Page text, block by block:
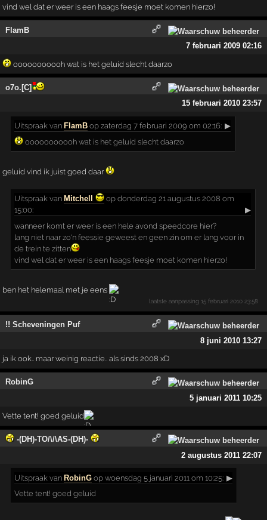
vind wel dat er weer is een haags feesje moet komen hierzo!
FlamB
7 februari 2009 02:16
ooooooooooh wat is het geluid slecht daarzo
o7o.[C]
15 februari 2010 23:57
Uitspraak van FlamB op zaterdag 7 februari 2009 om 02:16: ▶
ooooooooooh wat is het geluid slecht daarzo
geluid vind ik juist goed daar
Uitspraak van Mitchell
op donderdag 21 augustus 2008 om
15:00:
▶
wanneer komt er weer is een hele avond speedcore hier?
lang niet naar zo'n feessie geweest en geen zin om er lang voor in
de trein te zitten
vind wel dat er weer is een haags feesje moet komen hierzo!
ben het helemaal met je eens
laatste aanpassing15 februari 2010 23:58
!! Scheveningen Puf
8 juni 2010 13:27
ja ik ook.. maar weinig reactie.. als sinds 2008 xD
RobinG
5 januari 2011 10:25
Vette tent! goed geluid
-(DH)-TO/\/\AS-(DH)-
2 augustus 2011 22:07
Uitspraak vanRobinG op woensdag 5 januari 2011 om 10:25: ▶
Vette tent! goed geluid